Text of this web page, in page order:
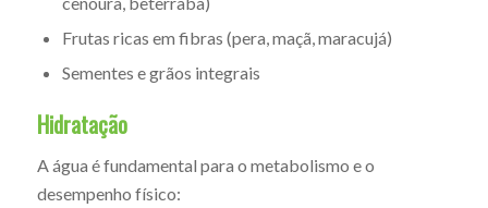
Frutas ricas em fibras (pera, maçã, maracujá)
Sementes e grãos integrais
Hidratação
A água é fundamental para o metabolismo e o
desempenho físico: